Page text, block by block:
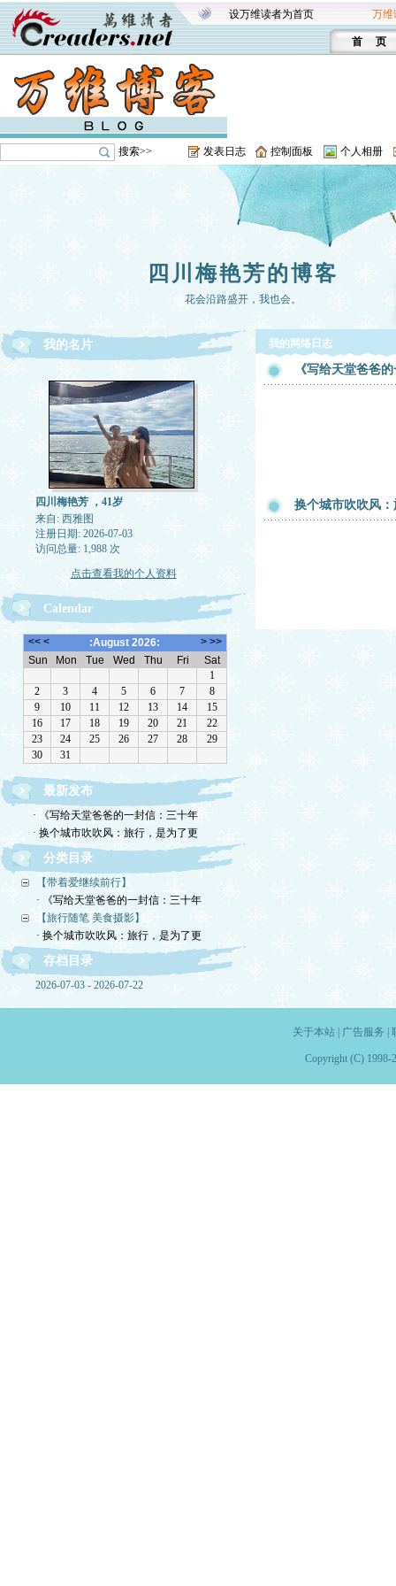
设万维读者为首页 万维
首 页
搜索>> 发表日志 控制面板 个人相册
四川梅艳芳的博客
花会沿路盛开，我也会。
我的名片
四川梅艳芳 ，41岁
来自: 西雅图
注册日期: 2026-07-03
访问总量: 1,988 次
点击查看我的个人资料
Calendar
最新发布
· 《写给天堂爸爸的一封信：三十年
· 换个城市吹吹风：旅行，是为了更
分类目录
【带着爱继续前行】
· 《写给天堂爸爸的一封信：三十年
【旅行随笔 美食摄影】
· 换个城市吹吹风：旅行，是为了更
存档目录
2026-07-03 - 2026-07-22
我的网络日志
《写给天堂爸爸
换个城市吹吹风
关于本站| 广告服务
Copyright (C) 1998-